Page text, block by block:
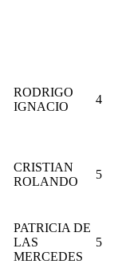
RODRIGO
IGNACIO
4
CRISTIAN
ROLANDO
5
PATRICIA DE
LAS
MERCEDES
5